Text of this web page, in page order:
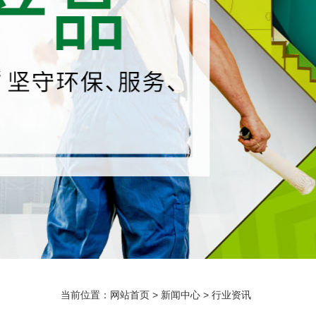
当前位置： 网站首页 > 新闻中心 > 行业资讯